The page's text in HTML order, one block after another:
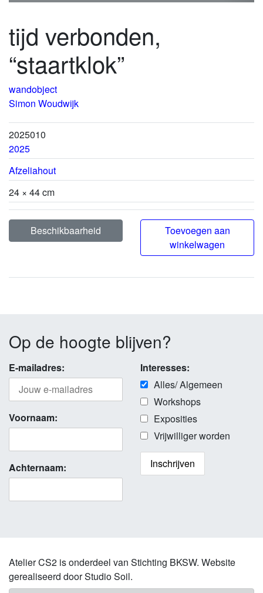
tijd verbonden,
“staartklok”
wandobject
Simon Woudwijk
2025010
2025
Afzeliahout
24 × 44 cm
Beschikbaarheid
Toevoegen aan
winkelwagen
Op de hoogte blijven?
E-mailadres:
Voornaam:
Achternaam:
Interesses:
Alles/ Algemeen
Workshops
Exposities
Vrijwilliger worden
Atelier CS2 is onderdeel van Stichting BKSW. Website
gerealiseerd door Studio Soil.